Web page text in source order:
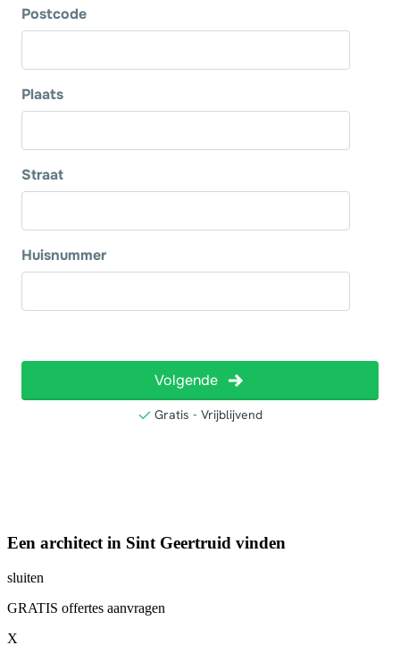
Een architect in Sint Geertruid vinden
sluiten
GRATIS offertes aanvragen
X